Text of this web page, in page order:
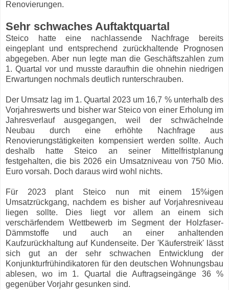
Renovierungen.
Sehr schwaches Auftaktquartal
Steico hatte eine nachlassende Nachfrage bereits
eingeplant und entsprechend zurückhaltende Prognosen
abgegeben. Aber nun legte man die Geschäftszahlen zum
1. Quartal vor und musste daraufhin die ohnehin niedrigen
Erwartungen nochmals deutlich runterschrauben.
Der Umsatz lag im 1. Quartal 2023 um 16,7 % unterhalb des
Vorjahreswerts und bisher war Steico von einer Erholung im
Jahresverlauf ausgegangen, weil der schwächelnde
Neubau durch eine erhöhte Nachfrage aus
Renovierungstätigkeiten kompensiert werden sollte. Auch
deshalb hatte Steico an seiner Mittelfristplanung
festgehalten, die bis 2026 ein Umsatzniveau von 750 Mio.
Euro vorsah. Doch daraus wird wohl nichts.
Für 2023 plant Steico nun mit einem 15%igen
Umsatzrückgang, nachdem es bisher auf Vorjahresniveau
liegen sollte. Dies liegt vor allem an einem sich
verschärfendem Wettbewerb im Segment der Holzfaser-
Dämmstoffe und auch an einer anhaltenden
Kaufzurückhaltung auf Kundenseite. Der 'Käuferstreik' lässt
sich gut an der sehr schwachen Entwicklung der
Konjunkturfrühindikatoren für den deutschen Wohnungsbau
ablesen, wo im 1. Quartal die Auftragseingänge 36 %
gegenüber Vorjahr gesunken sind.